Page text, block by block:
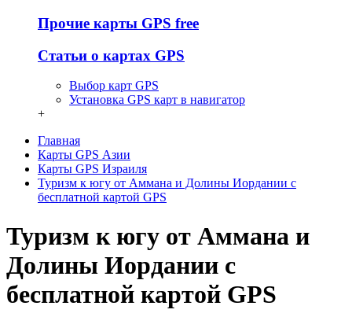
Прочие карты GPS free
Статьи о картах GPS
Выбор карт GPS
Установка GPS карт в навигатор
+
Главная
Карты GPS Азии
Карты GPS Израиля
Туризм к югу от Аммана и Долины Иордании с
бесплатной картой GPS
Туризм к югу от Аммана и
Долины Иордании с
бесплатной картой GPS